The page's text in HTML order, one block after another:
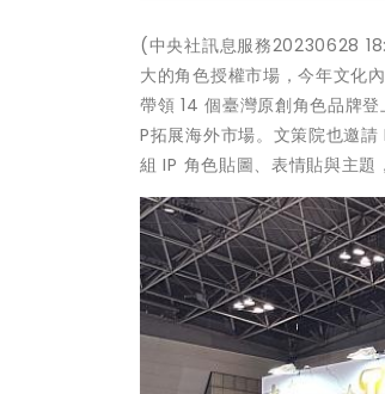
(中央社訊息服務20230628
大的角色授權市場，今年文化
帶領 14 個臺灣原創角色品牌
P拓展海外市場。文策院也邀
組 IP 角色貼圖、表情貼與主題